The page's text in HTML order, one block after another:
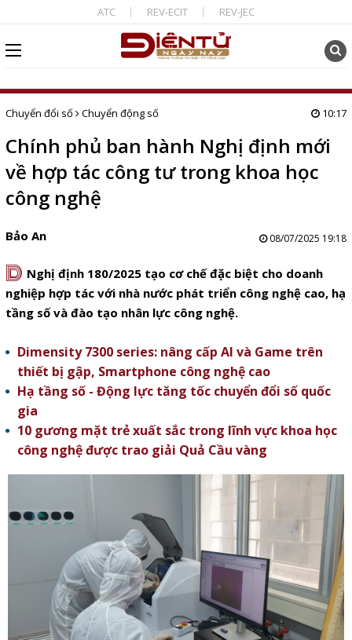
ATC REV-ECIT REV-JEC
Chuyển đổi số Chuyển động số 10:17
Chính phủ ban hành Nghị định mới
về hợp tác công tư trong khoa học
công nghệ
Bảo An 08/07/2025 19:18
D Nghị định 180/2025 tạo cơ chế đặc biệt cho doanh
nghiệp hợp tác với nhà nước phát triển công nghệ cao, hạ
tầng số và đào tạo nhân lực công nghệ.
Dimensity 7300 series: nâng cấp AI và Game trên
thiết bị gập, Smartphone công nghệ cao
Hạ tầng số - Động lực tăng tốc chuyển đổi số quốc
gia
10 gương mặt trẻ xuất sắc trong lĩnh vực khoa học
công nghệ được trao giải Quả Cầu vàng